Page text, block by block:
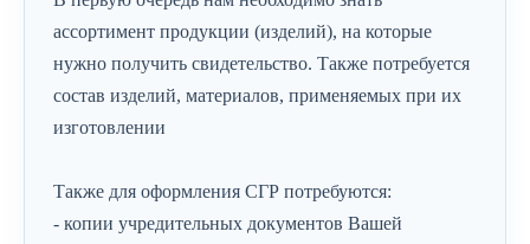
ассортимент продукции (изделий), на которые
нужно получить свидетельство. Также потребуется
состав изделий, материалов, применяемых при их
изготовлении
Также для оформления СГР потребуются:
- копии учредительных документов Вашей